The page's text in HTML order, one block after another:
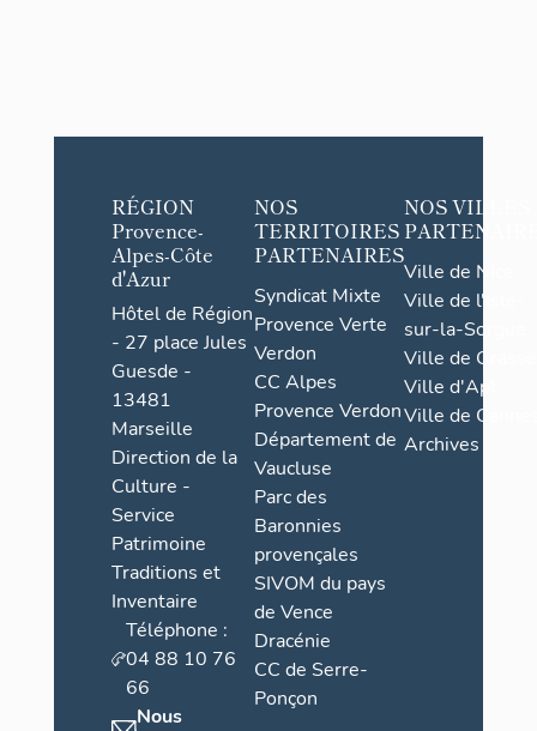
RÉGION
Provence-
Alpes-Côte
d'Azur
Hôtel de Région
- 27 place Jules
Guesde -
13481
Marseille
Direction de la
Culture -
Service
Patrimoine
Traditions et
Inventaire
Téléphone :
04 88 10 76
66
Nous
NOS
TERRITOIRES
PARTENAIRES
Syndicat Mixte
Provence Verte
Verdon
CC Alpes
Provence Verdon
Département de
Vaucluse
Parc des
Baronnies
provençales
SIVOM du pays
de Vence
Dracénie
CC de Serre-
Ponçon
NOS VILLES
Ville de Nice
Ville de l'Isle-
sur-la-Sorgue
Ville de Grasse
Ville d'Apt
Ville de
Archives